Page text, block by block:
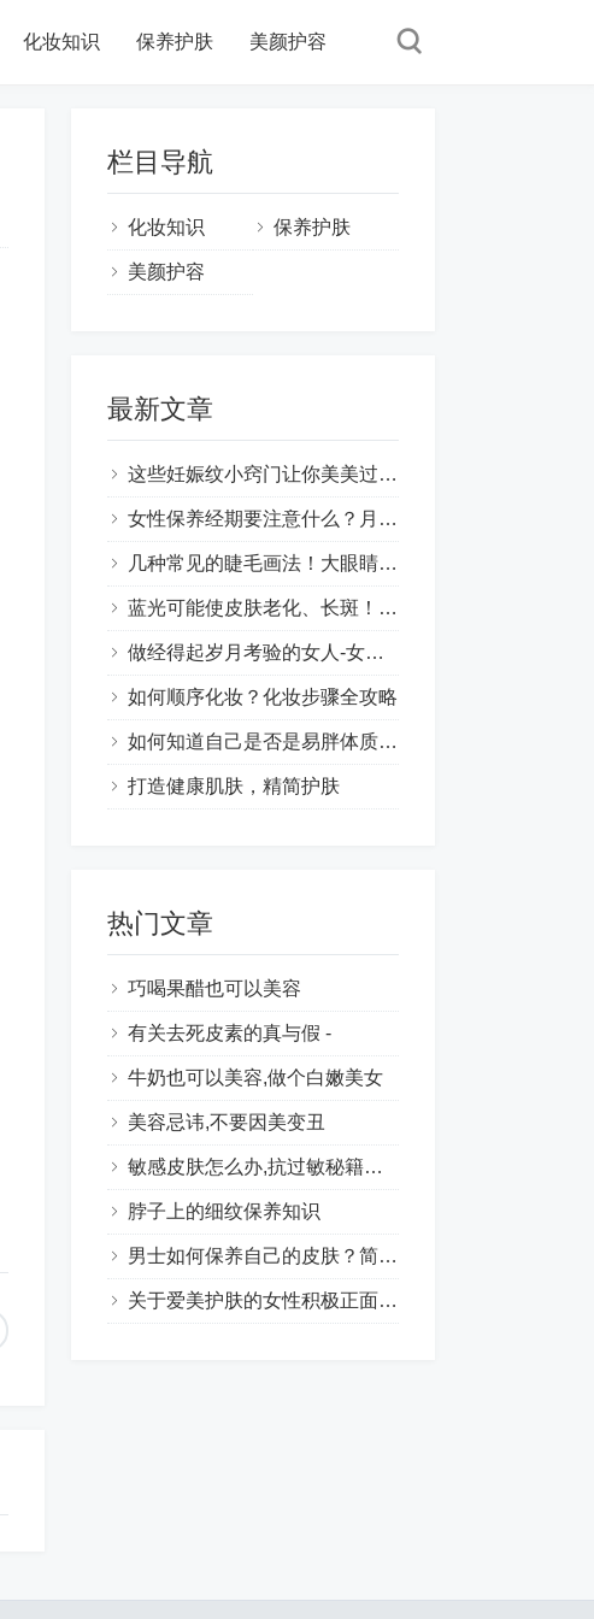
化妆知识 保养护肤 美颜护容
栏目导航
化妆知识 保养护肤
美颜护容
最新文章
这些妊娠纹小窍门让你美美过一天,妊娠纹怎样才能去掉 ！
女性保养经期要注意什么？月经期间如何保养皮肤？
几种常见的睫毛画法！大眼睛的时尚妆容技巧让你更漂亮
蓝光可能使皮肤老化、长斑！肌肤保养也要抗蓝光
做经得起岁月考验的女人-女性保养的意义
如何顺序化妆？化妆步骤全攻略
如何知道自己是否是易胖体质呢？
打造健康肌肤，精简护肤
热门文章
巧喝果醋也可以美容
有关去死皮素的真与假 -
牛奶也可以美容,做个白嫩美女
美容忌讳,不要因美变丑
敏感皮肤怎么办,抗过敏秘籍大集合
脖子上的细纹保养知识
男士如何保养自己的皮肤？简单的护肤让男士肌肤水嫩有光泽
关于爱美护肤的女性积极正面句子合集（24句）